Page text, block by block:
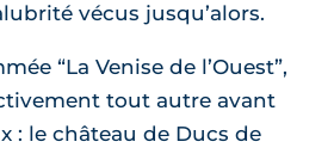
vécus jusqu’alors.
“La Venise de l’Ouest”,
tout autre avant
: le château de Ducs de